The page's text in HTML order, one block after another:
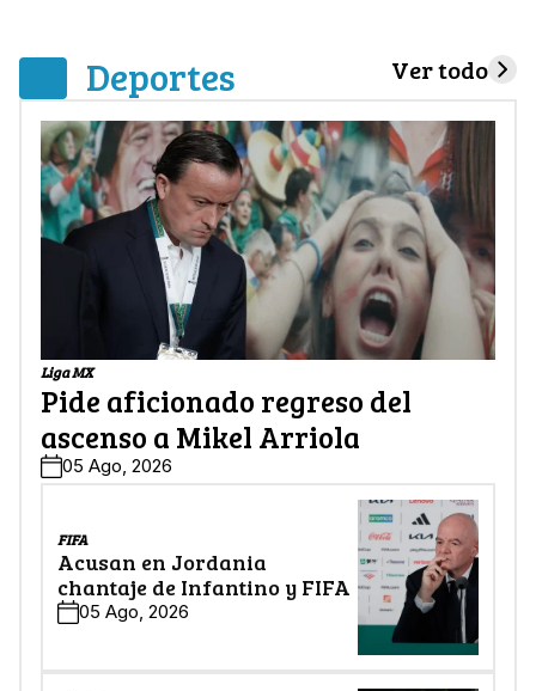
Deportes Ver todo
Liga MX
Pide aficionado regreso del
ascenso a Mikel Arriola
05 Ago, 2026
FIFA
Acusan en Jordania
chantaje de Infantino y FIFA
05 Ago, 2026